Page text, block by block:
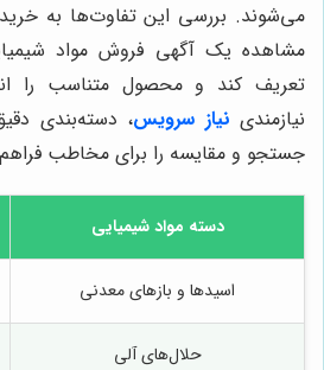
می‌شوند. بررسی این تفاوت‌ها به
مشاهده یک آگهی فروش مواد
تعریف کند و محصول متناسب را
نیازمندی نیاز سرویس، دسته‌بندی
جستجو و مقایسه را برای مخاطب
دسته مواد شیمیایی
اسیدها و بازهای معدنی
حلال‌های آلی